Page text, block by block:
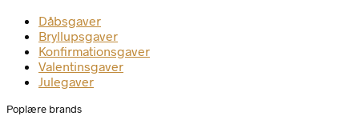
Dåbsgaver
Bryllupsgaver
Konfirmationsgaver
Valentinsgaver
Julegaver
Poplære brands